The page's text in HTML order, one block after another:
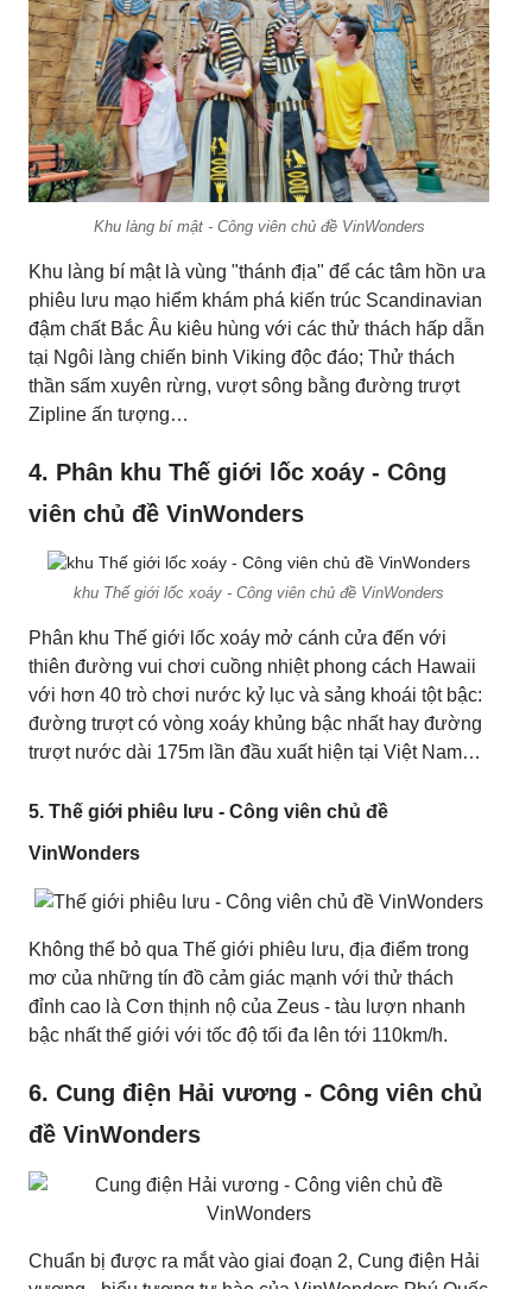
Khu làng bí mật - Công viên chủ đề VinWonders
Khu làng bí mật là vùng "thánh địa" để các tâm hồn ưa
phiêu lưu mạo hiểm khám phá kiến trúc Scandinavian
đậm chất Bắc Âu kiêu hùng với các thử thách hấp dẫn
tại Ngôi làng chiến binh Viking độc đáo; Thử thách
thần sấm xuyên rừng, vượt sông bằng đường trượt
Zipline ấn tượng…
4. Phân khu Thế giới lốc xoáy - Công
viên chủ đề VinWonders
khu Thế giới lốc xoáy - Công viên chủ đề VinWonders
Phân khu Thế giới lốc xoáy mở cánh cửa đến với
thiên đường vui chơi cuồng nhiệt phong cách Hawaii
với hơn 40 trò chơi nước kỷ lục và sảng khoái tột bậc:
đường trượt có vòng xoáy khủng bậc nhất hay đường
trượt nước dài 175m lần đầu xuất hiện tại Việt Nam…
5. Thế giới phiêu lưu - Công viên chủ đề
VinWonders
Không thể bỏ qua Thế giới phiêu lưu, địa điểm trong
mơ của những tín đồ cảm giác mạnh với thử thách
đỉnh cao là Cơn thịnh nộ của Zeus - tàu lượn nhanh
bậc nhất thế giới với tốc độ tối đa lên tới 110km/h.
6. Cung điện Hải vương - Công viên chủ
đề VinWonders
Chuẩn bị được ra mắt vào giai đoạn 2, Cung điện Hải